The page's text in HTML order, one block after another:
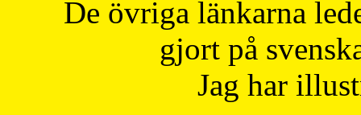
De övriga länkarna
gjort på
Jag har